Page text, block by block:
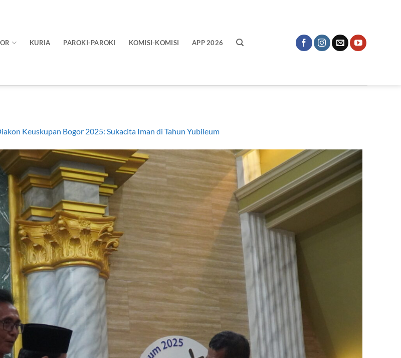
KURIA PAROKI-PAROKI KOMISI-KOMISI APP 2026
Keuskupan Bogor 2025: Sukacita Iman di Tahun Yubileum